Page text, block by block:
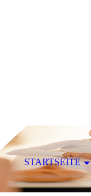
STARTSEITE